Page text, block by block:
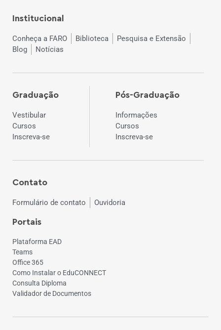
Institucional
Conheça a FARO Biblioteca
Pesquisa e Extensão
Blog
Notícias
Graduação
Vestibular
Cursos
Inscreva-se
Pós-Graduação
Informações
Cursos
Inscreva-se
Contato
Formulário de contato Ouvidoria
Portais
Plataforma EAD
Teams
Office 365
Como Instalar o EduCONNECT
Consulta Diploma
Validador de Documentos